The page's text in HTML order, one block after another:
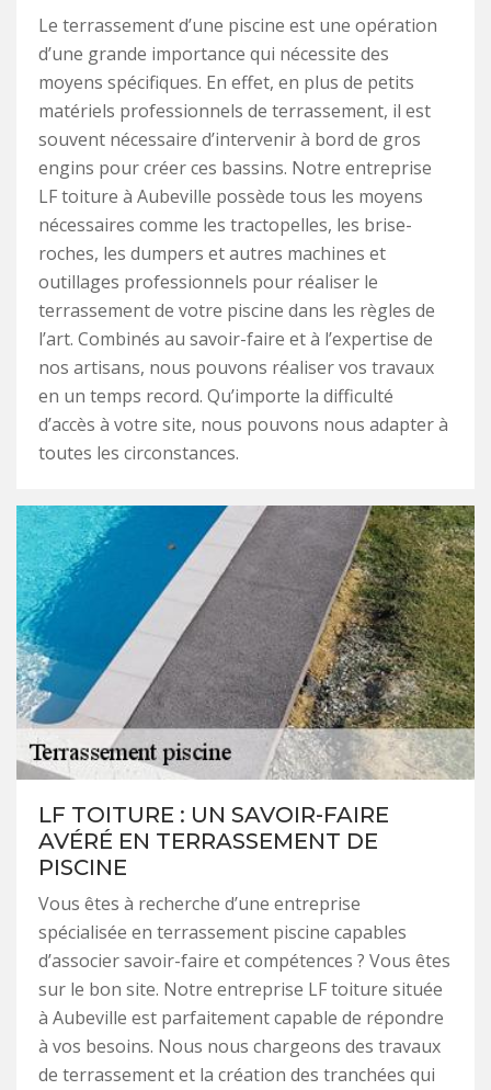
Le terrassement d’une piscine est une opération
d’une grande importance qui nécessite des
moyens spécifiques. En effet, en plus de petits
matériels professionnels de terrassement, il est
souvent nécessaire d’intervenir à bord de gros
engins pour créer ces bassins. Notre entreprise
LF toiture à Aubeville possède tous les moyens
nécessaires comme les tractopelles, les brise-
roches, les dumpers et autres machines et
outillages professionnels pour réaliser le
terrassement de votre piscine dans les règles de
l’art. Combinés au savoir-faire et à l’expertise de
nos artisans, nous pouvons réaliser vos travaux
en un temps record. Qu’importe la difficulté
d’accès à votre site, nous pouvons nous adapter à
toutes les circonstances.
LF TOITURE : UN SAVOIR-FAIRE
AVÉRÉ EN TERRASSEMENT DE
PISCINE
Vous êtes à recherche d’une entreprise
spécialisée en terrassement piscine capables
d’associer savoir-faire et compétences ? Vous êtes
sur le bon site. Notre entreprise LF toiture située
à Aubeville est parfaitement capable de répondre
à vos besoins. Nous nous chargeons des travaux
de terrassement et la création des tranchées qui